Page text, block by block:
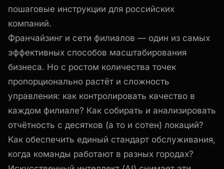
пошаговые инструкции для российских
компаний.
Франчайзинг и сети филиалов — один из самых
эффективных способов масштабирования
бизнеса. Но с ростом количества точек
пропорционально растёт и сложность
управления: как контролировать качество в
каждом филиале? Как собирать и анализировать
отчётность с десятков (а то и сотен) локаций?
Как обеспечить единый стандарт обслуживания,
когда команды работают в разных городах?